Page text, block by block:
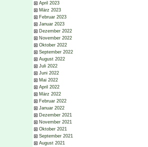
April 2023
März 2023
Februar 2023
Januar 2023
Dezember 2022
November 2022
Oktober 2022
September 2022
August 2022
Juli 2022
Juni 2022
Mai 2022
April 2022
März 2022
Februar 2022
Januar 2022
Dezember 2021
November 2021
Oktober 2021
September 2021
August 2021